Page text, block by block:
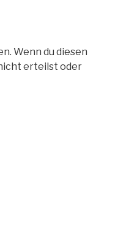
Wenn du diesen
erteilst oder